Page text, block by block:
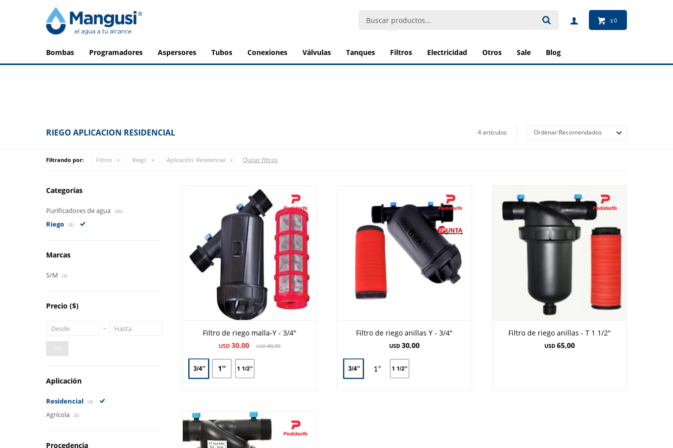
bombas programadores aspersores tubos conexiones válvulas tanques filtros electricidad otros sale blog
$0
RIEGO APLICACION RESIDENCIAL 4 artículos Recomendados
Filtrando por: Filtros Riego Aplicación: Residencial Quitar filtros
Filtro de riego malla-Y - 3/4"
USD 30,00 USD40,00
Filtro de riego anillas Y - 3/4"
USD 30,00
Filtro de riego anillas - T 1 1/2"
USD 65,00
Categorías
Purificadores de agua (46)
Riego (4)
Marcas
S/M (4)
Precio ($)
OK
Aplicación
Residencial (4)
Agrícola (4)
Procedencia